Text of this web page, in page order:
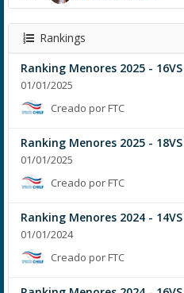
Rankings
Ranking Menores 2025 - 16VS
01/01/2025
Creado por FTC
Ranking Menores 2025 - 18VS
01/01/2025
Creado por FTC
Ranking Menores 2024 - 14VS
01/01/2024
Creado por FTC